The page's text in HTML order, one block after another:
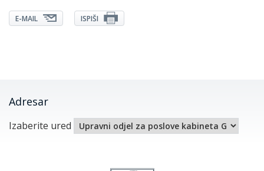
E-MAIL ISPIŠI
Adresar
Izaberite ured